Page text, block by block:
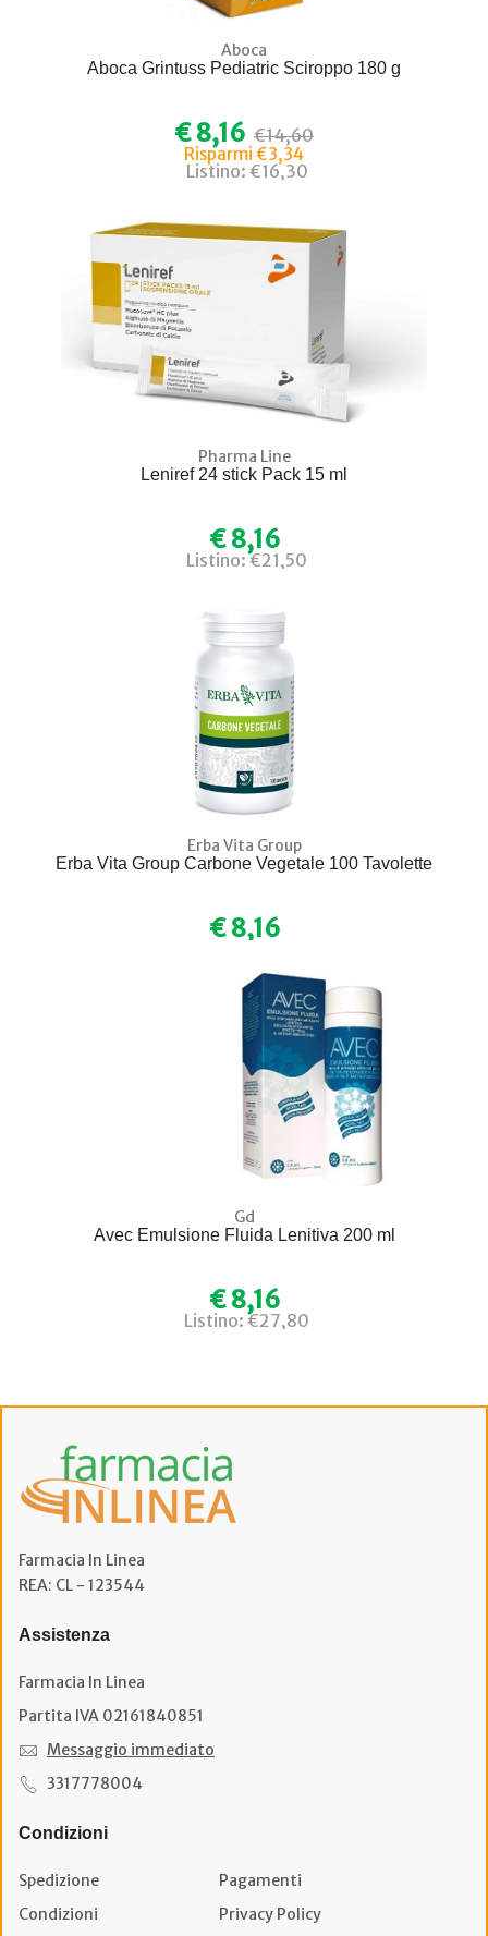
Aboca
Aboca Grintuss Pediatric Sciroppo 180 g
€ 8,16 €14,60
Risparmi €3,34
Listino: €16,30
Pharma Line
Leniref 24 stick Pack 15 ml
€ 8,16
Listino: €21,50
Erba Vita Group
Erba Vita Group Carbone Vegetale 100 Tavolette
€ 8,16
Gd
Avec Emulsione Fluida Lenitiva 200 ml
€ 8,16
Listino: €27,80
Farmacia In Linea
REA: CL - 123544
Assistenza
Farmacia In Linea
Partita IVA 02161840851
Messaggio immediato
3317778004
Condizioni
Spedizione
Pagamenti
Condizioni
Privacy Policy